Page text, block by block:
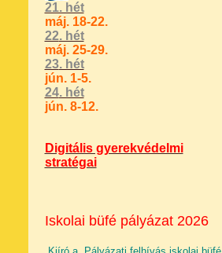
21. hét
máj. 18-22.
22. hét
máj. 25-29.
23. hét
jún. 1-5.
24. hét
jún. 8-12.
Digitális gyerekvédelmi
stratégai
Iskolai büfé pályázat 2026